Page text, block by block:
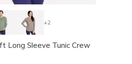
+2
Long Sleeve Tunic Crew